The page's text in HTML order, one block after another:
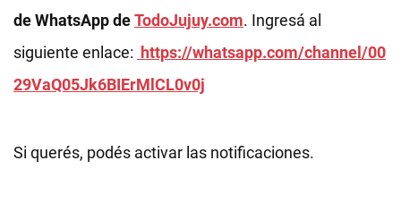
de WhatsApp deTodoJujuy.com. Ingresá al
siguiente enlace: https://whatsapp.com/channel/00
29VaQ05Jk6BIErMlCL0v0j
Si querés, podés activar las notificaciones.